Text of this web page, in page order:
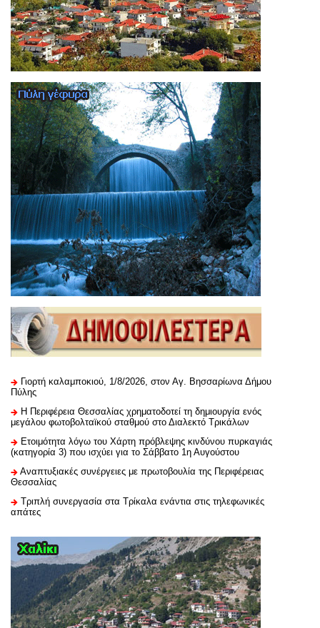
Γιορτή καλαμποκιού, 1/8/2026, στον Αγ. Βησσαρίωνα Δήμου
Πύλης
H Περιφέρεια Θεσσαλίας χρηματοδοτεί τη δημιουργία ενός
μεγάλου φωτοβολταϊκού σταθμού στο Διαλεκτό Τρικάλων
Ετοιμότητα λόγω του Χάρτη πρόβλεψης κινδύνου πυρκαγιάς
(κατηγορία 3) που ισχύει για το Σάββατο 1η Αυγούστου
Αναπτυξιακές συνέργειες με πρωτοβουλία της Περιφέρειας
Θεσσαλίας
Τριπλή συνεργασία στα Τρίκαλα ενάντια στις τηλεφωνικές
απάτες